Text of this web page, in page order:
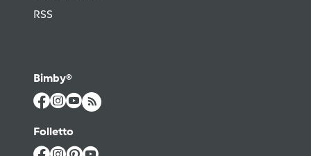
RSS
Bimby®
Folletto